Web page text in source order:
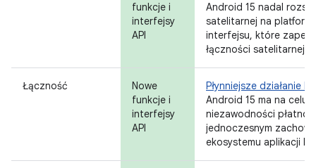
funkcje i
interfejsy
API
Android 15 nadal
satelitarnej na
interfejsu, które
łączności satelitarnej.
Łączność
Nowe
funkcje i
interfejsy
API
Płynniejsze działanie
Android 15 ma na celu
niezawodności
jednoczesnym
ekosystemu aplikacji